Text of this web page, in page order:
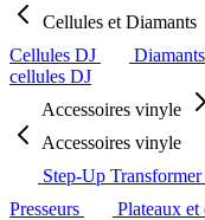
Cellules et Diamants
Cellules DJ
cellules DJ
Accessoires vinyle
Accessoires vinyle
Step-Up Transformer
Presseurs
Plateaux